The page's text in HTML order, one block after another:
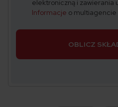
elektroniczną i zawierania
Informacje o
OBLICZ